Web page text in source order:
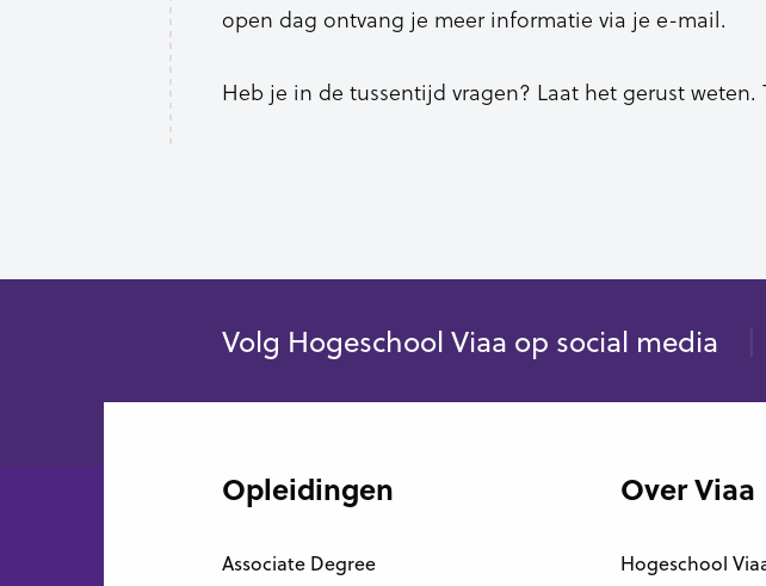
open dag ontvang je meer informatie via je e-mail.
Heb je in de tussentijd vragen? Laat het gerust weten.
Volg Hogeschool Viaa op social media
Opleidingen
Associate Degree
Over Viaa
Hogeschool